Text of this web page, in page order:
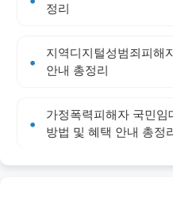
정리
지역디지털성범죄피해
안내 총정리
가정폭력피해자 국민
방법 및 혜택 안내 총정